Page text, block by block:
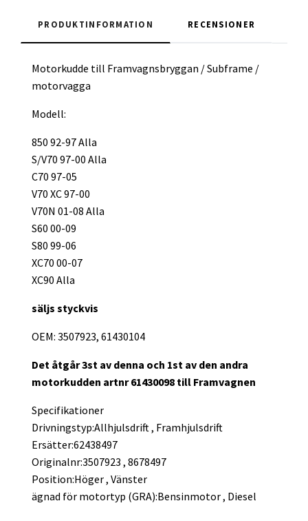
PRODUKTINFORMATION RECENSIONER
Motorkudde till Framvagnsbryggan / Subframe /
motorvagga
Modell:
850 92-97 Alla
S/V70 97-00 Alla
C70 97-05
V70 XC 97-00
V70N 01-08 Alla
S60 00-09
S80 99-06
XC70 00-07
XC90 Alla
säljs styckvis
OEM: 3507923, 61430104
Det åtgår 3st av denna och 1st av den andra
motorkudden artnr 61430098 till Framvagnen
Specifikationer
Drivningstyp:Allhjulsdrift , Framhjulsdrift
Ersätter:62438497
Originalnr:3507923 , 8678497
Position:Höger , Vänster
ägnad för motortyp (GRA):Bensinmotor , Diesel